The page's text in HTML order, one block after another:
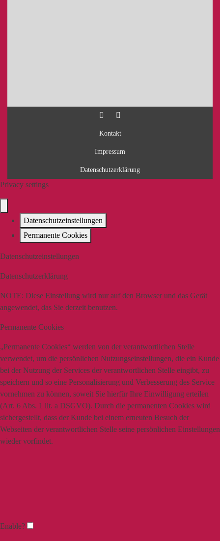
Kontakt
Impressum
Datenschutzerklärung
Privacy settings
Datenschutzeinstellungen
Permanente Cookies
Datenschutzeinstellungen
Datenschutzerklärung
NOTE: Diese Einstellung wird nur auf den Browser und das Gerät
angewendet, das Sie derzeit benutzen.
Permanente Cookies
„Permanente Cookies“ werden von der verantwortlichen Stelle
verwendet, um die persönlichen Nutzungseinstellungen, die ein Kunde
bei der Nutzung der Services der verantwortlichen Stelle eingibt, zu
speichern und so eine Personalisierung und Verbesserung des Service
vornehmen zu können, soweit Sie hierfür Ihre Einwilligung erteilen
(Art. 6 Abs. 1 lit. a DSGVO). Durch die permanenten Cookies wird
sichergestellt, dass der Kunde bei einem erneuten Besuch der
Webseiten der verantwortlichen Stelle seine persönlichen Einstellungen
wieder vorfindet.
Enable?